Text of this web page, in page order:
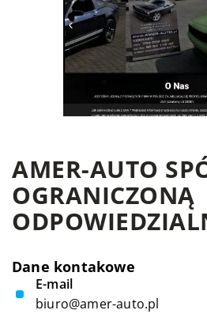
AMER-AUTO
OGRANICZONĄ
Dane kontakowe
E-mail
biuro@amer-auto.pl